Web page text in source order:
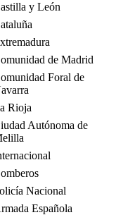
y León
de Madrid
Foral de
Rioja
Autónoma de
Nacional
Española